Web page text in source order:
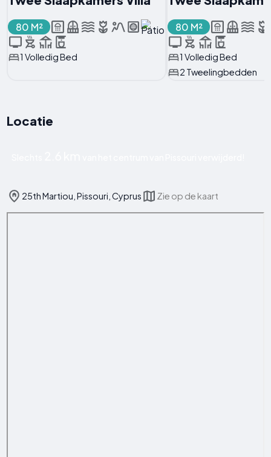
80 M²
1 Volledig Bed
80 M²
1 Volledig Bed
2 Tweelingbedden
Locatie
25th Martiou, Pissouri, Cyprus Zie op de kaart